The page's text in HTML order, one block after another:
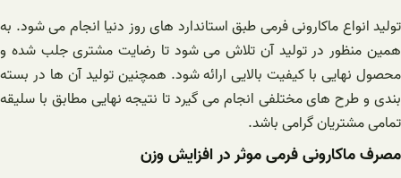
تولید انواع ماکارونی فرمی طبق استاندارد های روز دنیا انجام می شود. به
همین منظور در تولید آن تلاش می شود تا رضایت مشتری جلب شده و
محصول نهایی با کیفیت بالایی ارائه شود. همچنین تولید آن ها در بسته
بندی و طرح های مختلفی انجام می گیرد تا نتیجه نهایی مطابق با سلیقه
تمامی مشتریان گرامی باشد.
مصرف ماکارونی فرمی موثر در افزایش وزن